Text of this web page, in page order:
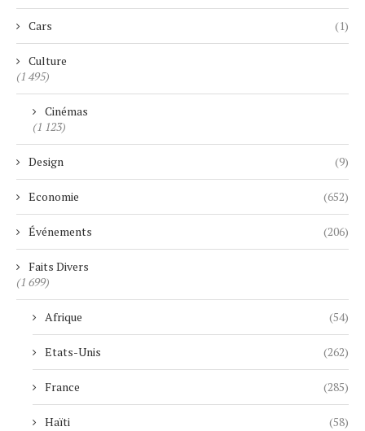
Cars (1)
Culture
(1 495)
Cinémas
(1 123)
Design (9)
Economie (652)
Événements (206)
Faits Divers
(1 699)
Afrique (54)
Etats-Unis (262)
France (285)
Haïti (58)